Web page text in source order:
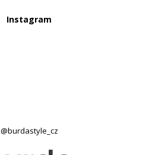
Instagram
@burdastyle_cz